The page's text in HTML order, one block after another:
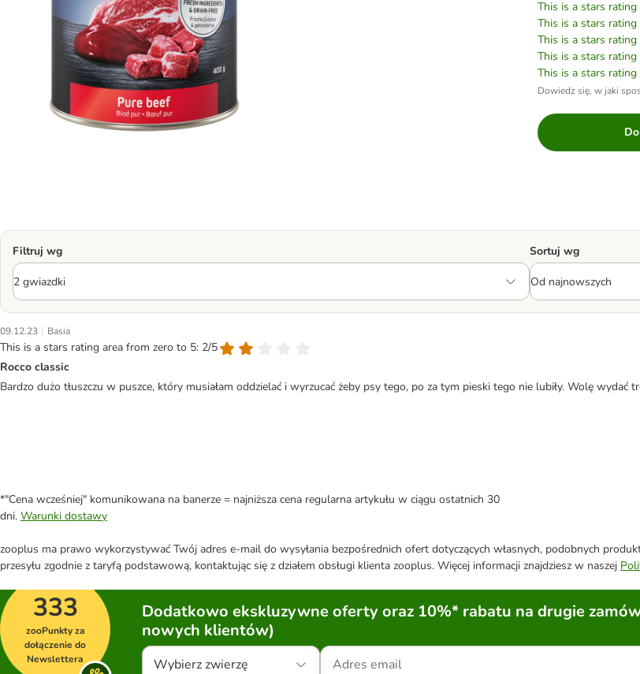
This is a stars
This is a stars
This is a stars
This is a stars
This is a stars
Dowiedz się, w jaki
Filtruj wg Sortuj wg
09.12.23 | Basia
This is a stars rating area from zero to 5: 2/5
Rocco classic
Bardzo dużo tłuszczu w puszce, który musiałam oddzielać i wyrzucać żeby psy tego, po za tym pieski tego nie lubiły. Wolę wydać
*"Cena wcześniej" komunikowana na banerze = najniższa cena regularna artykułu w ciągu ostatnich 30
dni. Warunki dostawy
zooplus ma prawo wykorzystywać Twój adres e-mail do wysyłania bezpośrednich ofert dotyczących własnych, podobnych
przesyłu zgodnie z taryfą podstawową, kontaktując się z działem obsługi klienta zooplus. Więcej informacji znajdziesz w naszej
333
zooPunkty za
dołączenie do
Newslettera
Dodatkowo ekskluzywne oferty oraz 10%* rabatu na drugie
nowych klientów)
Wybierz zwierzę